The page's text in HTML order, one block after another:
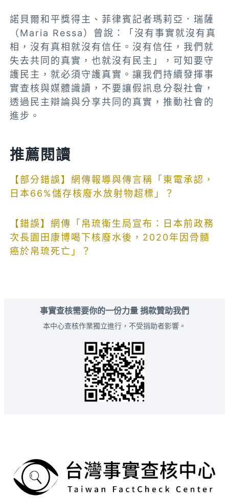
諾貝爾和平獎得主、菲律賓記者瑪莉亞．瑞薩
（Maria Ressa）曾說：「沒有事實就沒有真
相，沒有真相就沒有信任。沒有信任，我們就
失去共同的真實，也就沒有民主」，可知要守
護民主，就必須守護真實。讓我們持續發揮事
實查核與媒體識讀，不要讓假訊息分裂社會，
透過民主辯論與分享共同的真實，推動社會的
進步。
推薦閱讀
【部分錯誤】網傳報導與傳言稱「東電承認，
日本66%儲存核廢水放射物超標」？
【錯誤】網傳「帛琉衛生局宣布：日本前政務
次長園田康博喝下核廢水後，2020年因骨髓
癌於帛琉死亡」？
事實查核需要你的一份力量 捐款贊助我們
本中心查核作業獨立進行，不受捐助者影響。